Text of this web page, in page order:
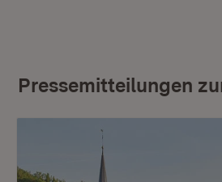
Pressemitteilungen